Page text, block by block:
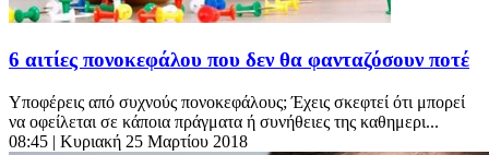
6 αιτίες πονοκεφάλου που δεν θα φανταζόσουν ποτέ
Υποφέρεις από συχνούς πονοκεφάλους; Έχεις σκεφτεί ότι μπορεί
να οφείλεται σε κάποια πράγματα ή συνήθειες της καθημερι...
08:45 | Κυριακή 25 Μαρτίου 2018